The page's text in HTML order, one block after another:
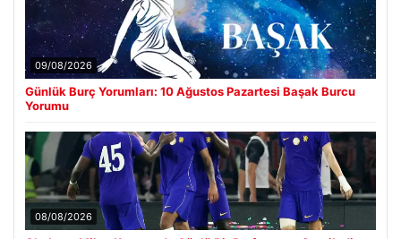
09/08/2026
Günlük Burç Yorumları: 10 Ağustos Pazartesi Başak Burcu
Yorumu
08/08/2026